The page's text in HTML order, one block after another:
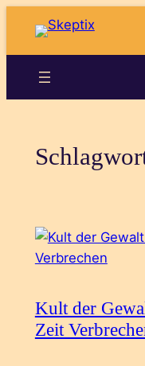
Inhalt
springen
Kult der
Zeit